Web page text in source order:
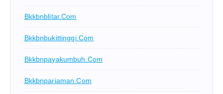
Bkkbnblitar.com
Bkkbnbukittinggi.com
Bkkbnpayakumbuh.com
Bkkbnpariaman.com